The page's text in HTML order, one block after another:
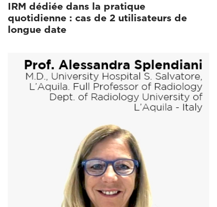
IRM dédiée dans la pratique
quotidienne : cas de 2 utilisateurs de
longue date